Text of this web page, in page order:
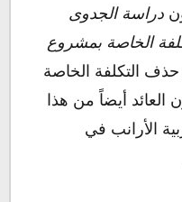
دراسة الجدوى
الخاصة بمشروع
التكلفة الخاصة
العائد أيضاً من هذا
الأرانب في